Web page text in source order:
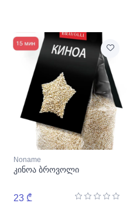
Noname
კინოა ბროვოლი
23 ₾